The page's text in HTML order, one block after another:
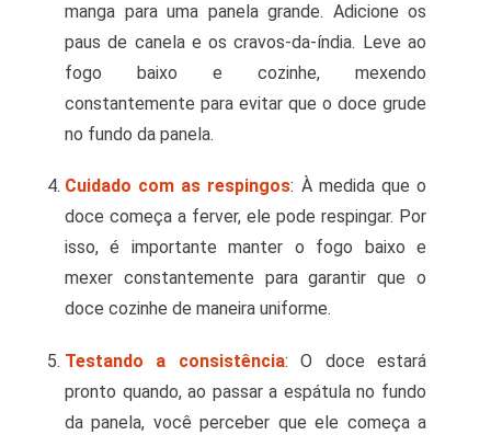
manga para uma panela grande. Adicione os
paus de canela e os cravos-da-índia. Leve ao
fogo baixo e cozinhe, mexendo
constantemente para evitar que o doce grude
no fundo da panela.
Cuidado com as respingos: À medida que o
doce começa a ferver, ele pode respingar. Por
isso, é importante manter o fogo baixo e
mexer constantemente para garantir que o
doce cozinhe de maneira uniforme.
Testando a consistência: O doce estará
pronto quando, ao passar a espátula no fundo
da panela, você perceber que ele começa a